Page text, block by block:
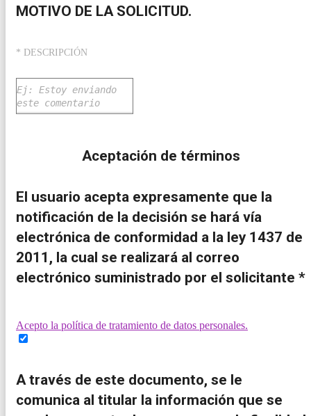
MOTIVO DE LA SOLICITUD.
* DESCRIPCIÓN
Aceptación de términos
El usuario acepta expresamente que la
notificación de la decisión se hará vía
electrónica de conformidad a la ley 1437 de
2011, la cual se realizará al correo
electrónico suministrado por el solicitante *
Acepto la política de tratamiento de datos personales.
A través de este documento, se le
comunica al titular la información que se